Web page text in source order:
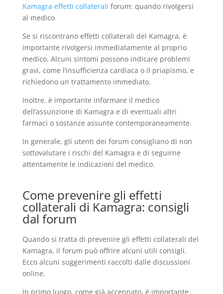
Kamagra effetti collaterali forum: quando rivolgersi
al medico
Se si riscontrano effetti collaterali del Kamagra, è
importante rivolgersi immediatamente al proprio
medico. Alcuni sintomi possono indicare problemi
gravi, come l’insufficienza cardiaca o il priapismo, e
richiedono un trattamento immediato.
Inoltre, è importante informare il medico
dell’assunzione di Kamagra e di eventuali altri
farmaci o sostanze assunte contemporaneamente.
In generale, gli utenti dei forum consigliano di non
sottovalutare i rischi del Kamagra e di seguirne
attentamente le indicazioni del medico.
Come prevenire gli effetti
collaterali di Kamagra: consigli
dal forum
Quando si tratta di prevenire gli effetti collaterali del
Kamagra, il forum può offrire alcuni utili consigli.
Ecco alcuni suggerimenti raccolti dalle discussioni
online.
In primo luogo, come già accennato, è importante